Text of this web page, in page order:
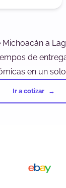
Michoacán a
de
en un
Ir a cotizar